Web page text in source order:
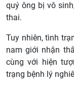
quý ông bị vô
thai.
Tuy nhiên, tình
nam giới nhận
cùng với hiện
trạng bệnh lý